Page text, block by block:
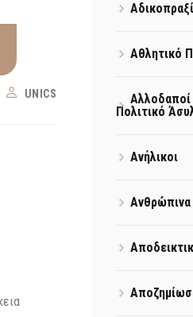
UNICS
Αθλητικό
Πολιτικό
Ανήλικοι
Ανθρώπινα